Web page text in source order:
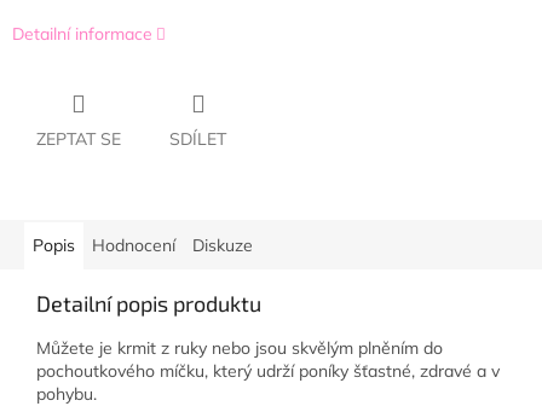
Detailní informace
ZEPTAT SE SDÍLET
Popis Hodnocení Diskuze
Detailní popis produktu
Můžete je krmit z ruky nebo jsou skvělým plněním do
pochoutkového míčku, který udrží poníky šťastné, zdravé a v
pohybu.